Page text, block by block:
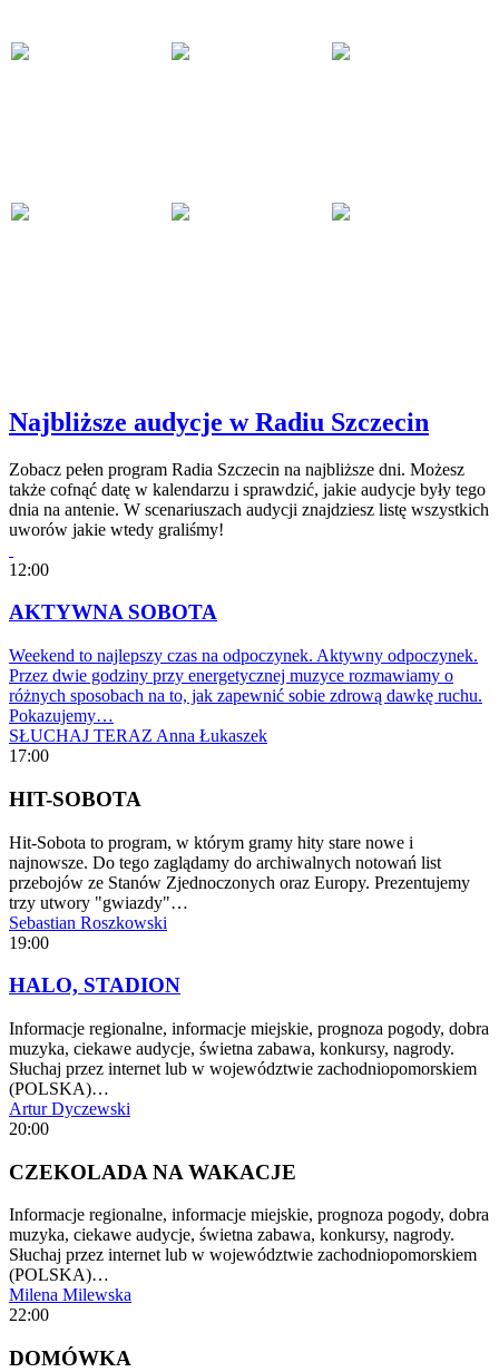
Najbliższe audycje w Radiu Szczecin
Zobacz pełen program Radia Szczecin na najbliższe dni. Możesz
także cofnąć datę w kalendarzu i sprawdzić, jakie audycje były tego
dnia na antenie. W scenariuszach audycji znajdziesz listę wszystkich
uworów jakie wtedy graliśmy!
12:00
AKTYWNA SOBOTA
Weekend to najlepszy czas na odpoczynek. Aktywny odpoczynek.
Przez dwie godziny przy energetycznej muzyce rozmawiamy o
różnych sposobach na to, jak zapewnić sobie zdrową dawkę ruchu.
Pokazujemy…
SŁUCHAJ TERAZ Anna Łukaszek
17:00
HIT-SOBOTA
Hit-Sobota to program, w którym gramy hity stare nowe i
najnowsze. Do tego zaglądamy do archiwalnych notowań list
przebojów ze Stanów Zjednoczonych oraz Europy. Prezentujemy
trzy utwory "gwiazdy"…
Sebastian Roszkowski
19:00
HALO, STADION
Informacje regionalne, informacje miejskie, prognoza pogody, dobra
muzyka, ciekawe audycje, świetna zabawa, konkursy, nagrody.
Słuchaj przez internet lub w województwie zachodniopomorskiem
(POLSKA)…
Artur Dyczewski
20:00
CZEKOLADA NA WAKACJE
Informacje regionalne, informacje miejskie, prognoza pogody, dobra
muzyka, ciekawe audycje, świetna zabawa, konkursy, nagrody.
Słuchaj przez internet lub w województwie zachodniopomorskiem
(POLSKA)…
Milena Milewska
22:00
DOMÓWKA